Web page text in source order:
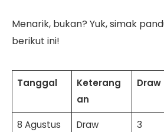
Menarik, bukan? Yuk, simak
berikut ini!
Tanggal
Keterang
an
Draw
8 Agustus
Draw
3